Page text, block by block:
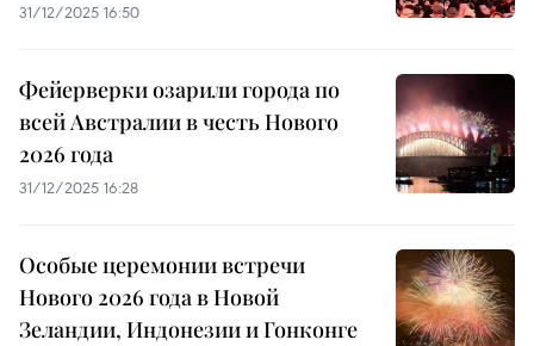
31/12/2025 16:50
Фейерверки озарили города по
всей Австралии в честь Нового
2026 года
31/12/2025 16:28
Особые церемонии встречи
Нового 2026 года в Новой
Зеландии, Индонезии и Гонконге